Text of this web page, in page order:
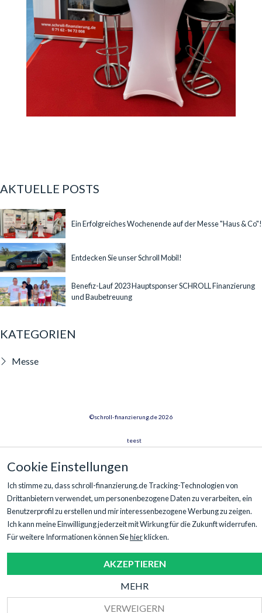
AKTUELLE POSTS
Ein Erfolgreiches Wochenende auf der Messe "Haus & Co"!
Entdecken Sie unser Schroll Mobil!
Benefiz-Lauf 2023 Hauptsponser SCHROLL Finanzierung
und Baubetreuung
KATEGORIEN
Messe
Cookie Einstellungen
Ich stimme zu, dass schroll-finanzierung.de Tracking-Technologien von
Drittanbietern verwendet, um personenbezogene Daten zu verarbeiten, ein
Benutzerprofil zu erstellen und mir interessenbezogene Werbung zu zeigen.
Ich kann meine Einwilligung jederzeit mit Wirkung für die Zukunft widerrufen.
Für weitere Informationen können Siehierklicken.
AKZEPTIEREN
MEHR
VERWEIGERN
©schroll-finanzierung.de2026
teest
Cookie Einstellungen
Barrierefreiheitserklärung
Impressum
Datenschutzerklärung